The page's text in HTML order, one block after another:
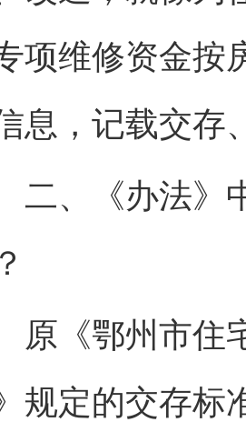
项维修资金按
息，记载交存
、《办法》中
《鄂州市住宅
规定的交存标